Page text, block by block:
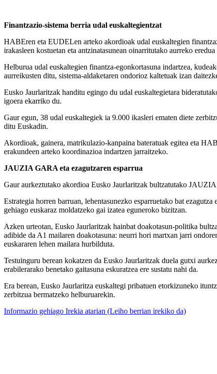
Finantzazio-sistema berria udal euskaltegientzat
HABEren eta EUDELen arteko akordioak udal euskaltegien
irakasleen kostuetan eta antzinatasunean oinarritutako aurreko
Helburua udal euskaltegien finantza-egonkortasuna indartzea,
aurreikusten ditu, sistema-aldaketaren ondorioz kaltetuak izan
Eusko Jaurlaritzak handitu egingo du udal euskaltegietara
igoera ekarriko du.
Gaur egun, 38 udal euskaltegiek ia 9.000 ikasleri ematen diete
ditu Euskadin.
Akordioak, gainera, matrikulazio-kanpaina bateratuak egitea eta
erakundeen arteko koordinazioa indartzen jarraitzeko.
JAUZIA GARA eta ezagutzaren esparrua
Gaur aurkeztutako akordioa Eusko Jaurlaritzak bultzatutako
Estrategia horren barruan, lehentasunezko esparruetako bat
gehiago euskaraz moldatzeko gai izatea eguneroko bizitzan.
Azken urteotan, Eusko Jaurlaritzak hainbat doakotasun-politika
adibide da A1 mailaren doakotasuna: neurri hori martxan jarri
euskararen lehen mailara hurbilduta.
Testuinguru berean kokatzen da Eusko Jaurlaritzak duela gutxi
erabilerarako benetako gaitasuna eskuratzea ere sustatu nahi da.
Era berean, Eusko Jaurlaritza euskaltegi pribatuen etorkizuneko
zerbitzua bermatzeko helburuarekin.
Informazio gehiago Irekia atarian (Leiho berrian irekiko da)